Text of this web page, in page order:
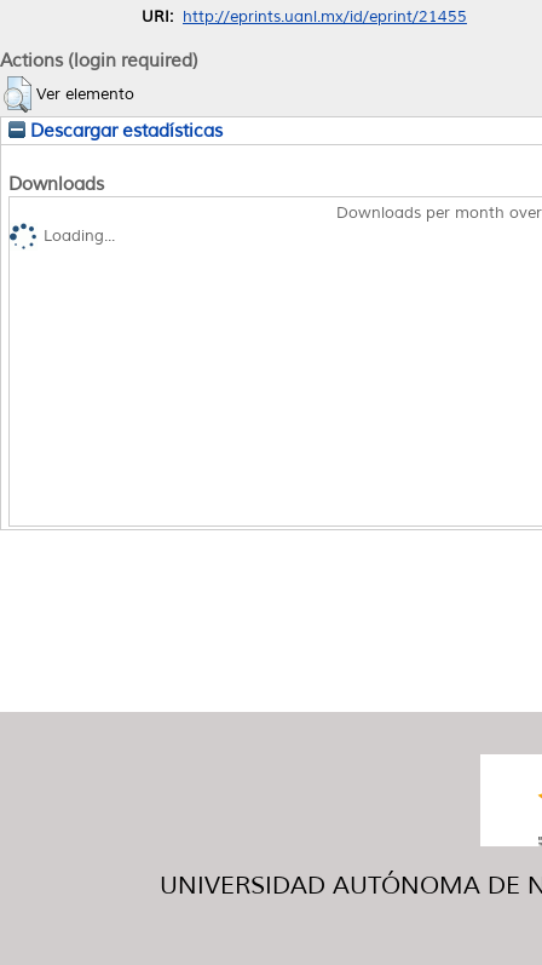
URI: http://eprints.uanl.mx/id/eprint/21455
Actions (login required)
Ver elemento
Descargar estadísticas
Downloads
Downloads per month
Loading...
UNIVERSIDAD AUTÓNOMA DE